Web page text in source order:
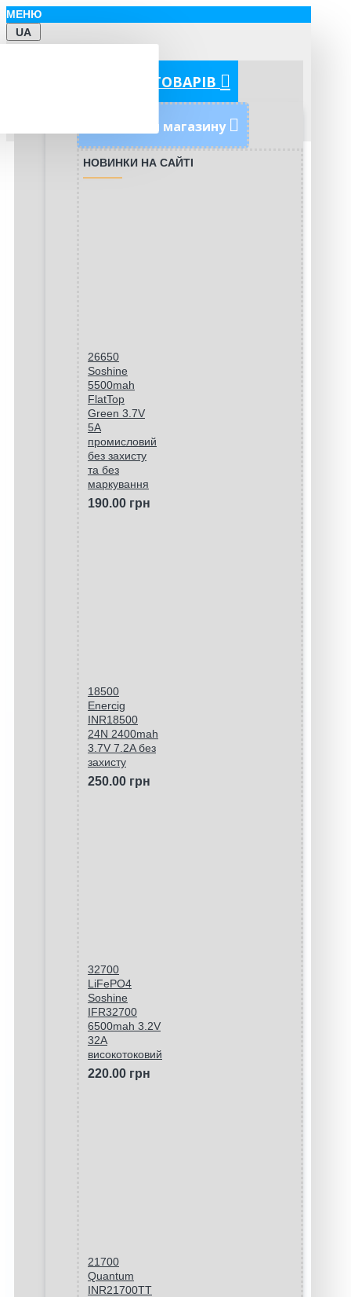
МЕНЮ
UA
КАТЕГОРІЇ ТОВАРІВ
Новинки магазину
НОВИНКИ НА САЙТІ
26650
Soshine
5500mah
FlatTop
Green 3.7V
5A
промисловий
без захисту
та без
маркування
190.00 грн
18500
Enercig
INR18500
24N 2400mah
3.7V 7.2A без
захисту
250.00 грн
32700
LiFePO4
Soshine
IFR32700
6500mah 3.2V
32A
високотоковий
220.00 грн
21700
Quantum
INR21700TT